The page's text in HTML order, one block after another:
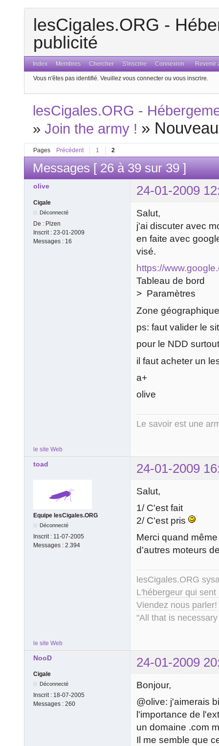
lesCigales.ORG -
publicité
Index Membres Chercher S'inscrire Connexion Revenir
Vous n'êtes pas identifié. Veuillez vous connecter ou vous inscrire.
lesCigales.ORG -
»Join the army ! »
Pages Précédent 1 2
Messages [ 26 à 39 sur 39 ]
olive 24-01-2009
Cigale
Déconnecté
De : Plzen
Inscrit : 23-01-2009
Messages : 16
Salut,
j'ai discuter avec
en faite avec
visé.
https://
Tableau de bord
> Paramètres
Zone
ps: faut valider le
pour le NDD
il faut acheter un
a+
olive
Le savoir est une
le site Web
toad 24-01-2009
Equipe lesCigales.ORG
Déconnecté
Inscrit : 11-07-2005
Messages : 2.394
Salut,
1/ C'est fait
2/ C'est pris
Merci quand
d'autres moteurs
lesCigales.ORG
L'hébergeur qui
Viendez nous parler!
"All that is
le site Web
NooD 24-01-2009
Cigale
Déconnecté
Inscrit : 18-07-2005
Messages : 260
Bonjour,
@olive: j'aimerais
l'importance de
un domaine .com
Il me semble que